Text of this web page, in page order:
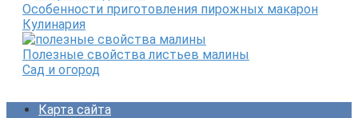
Особенности приготовления пирожных макарон
Кулинария
Полезные свойства листьев малины
Сад и огород
Карта сайта